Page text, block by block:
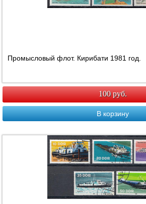
Промысловый флот. Кирибати 1981 год.
100 руб.
В корзину